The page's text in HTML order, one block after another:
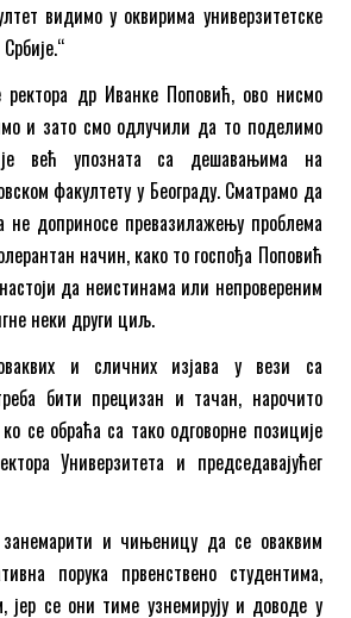
видимо у оквирима универзитетске
ректора др Иванке Поповић, ово нисмо
и зато смо одлучили да то поделимо
већ упозната са дешавањима на
факултету у Београду. Сматрамо да
не доприносе превазилажењу проблема
начин, како то госпођа Поповић
да неистинама или непровереним
неки други циљ.
и сличних изјава у вези са
бити прецизан и тачан, нарочито
се обраћа са тако одговорне позиције
Универзитета и председавајућег
и чињеницу да се оваквим
порука првенствено студентима,
се они тиме узнемирују и доводе у